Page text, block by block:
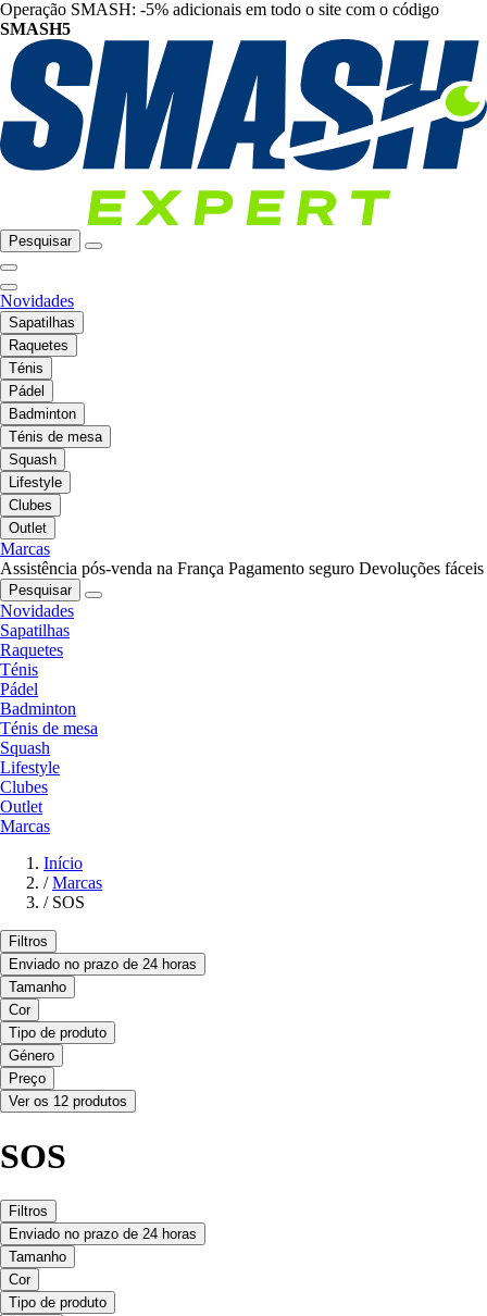
Operação SMASH: -5% adicionais em todo o site com o código
SMASH5
Pesquisar
Novidades
Sapatilhas
Raquetes
Ténis
Pádel
Badminton
Ténis de mesa
Squash
Lifestyle
Clubes
Outlet
Marcas
Assistência pós-venda na França Pagamento seguro Devoluções fáceis
Pesquisar
Novidades
Sapatilhas
Raquetes
Ténis
Pádel
Badminton
Ténis de mesa
Squash
Lifestyle
Clubes
Outlet
Marcas
Início
/ Marcas
/ SOS
Filtros
Enviado no prazo de 24 horas
Tamanho
Cor
Tipo de produto
Género
Preço
Ver os 12 produtos
SOS
Filtros
Enviado no prazo de 24 horas
Tamanho
Cor
Tipo de produto